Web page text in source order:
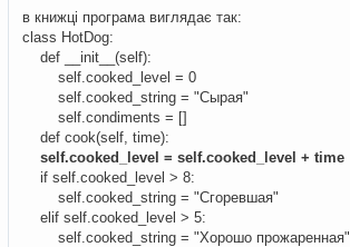
в книжці програма виглядає так:
class HotDog:
def __init__(self):
self.cooked_level = 0
self.cooked_string = "Сырая"
self.condiments = []
def cook(self, time):
self.cooked_level = self.cooked_level + time
if self.cooked_level > 8:
self.cooked_string = "Сгоревшая"
elif self.cooked_level > 5:
self.cooked_string = "Хорошо прожаренная"